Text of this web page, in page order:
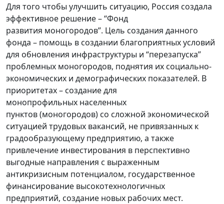
Для того чтобы улучшить ситуацию, Россия создала
эффективное решение – “Фонд
развития моногородов”. Цель создания данного
фонда – помощь в создании благоприятных условий
для обновления инфраструктуры и “перезапуска”
проблемных моногородов, поднятия их социально-
экономических и демографических показателей. В
приоритетах – создание для
монопрофильных населенных
пунктов (моногородов) со сложной экономической
ситуацией трудовых вакансий, не привязанных к
градообразующему предприятию, а также
привлечение инвестирования в перспективно
выгодные направления с выраженным
антикризисным потенциалом, государственное
финансирование высокотехнологичных
предприятий, создание новых рабочих мест.